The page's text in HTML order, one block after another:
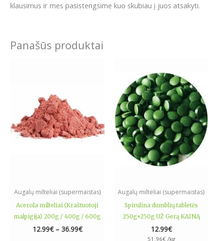
klausimus ir mes pasistengsime kuo skubiau į juos atsakyti.
Panašūs produktai
Augalų milteliai (supermaistas)
Acerola milteliai (Kraštuotoji
malpigija) 200g / 400g / 600g
12.99€ – 36.99€
multiple
variants.
The
options
may
product
page
Augalų milteliai (supermaistas)
Spirulina dumblių tabletės
250g+250g UŽ Gerą KAINĄ
12.99€
51.96€/kg